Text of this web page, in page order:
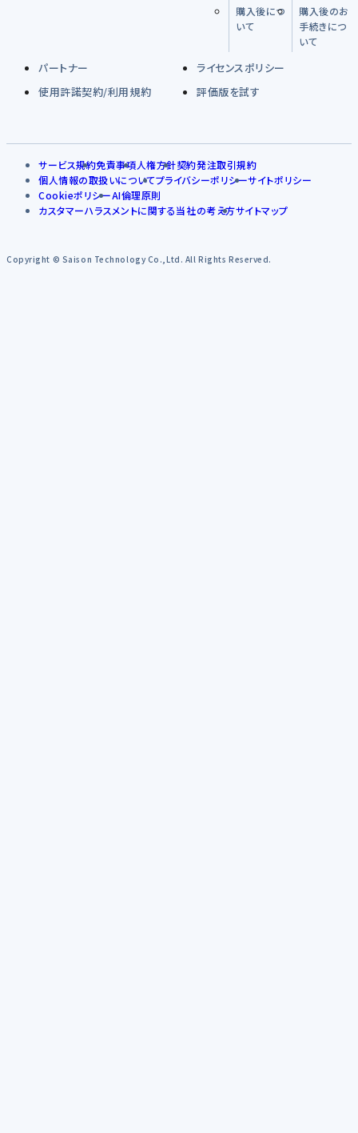
購入後につ
いて
購入後のお
手続きにつ
いて
パートナー
ライセンスポリシー
使用許諾契約/利用規約
評価版を試す
サービス規約免責事項人権方針契約発注取引規約
個人情報の取扱いについてプライバシーポリシーサイトポリシー
CookieポリシーAI倫理原則
カスタマーハラスメントに関する当社の考え方サイトマップ
Copyright © Saison Technology Co.,Ltd. All Rights Reserved.